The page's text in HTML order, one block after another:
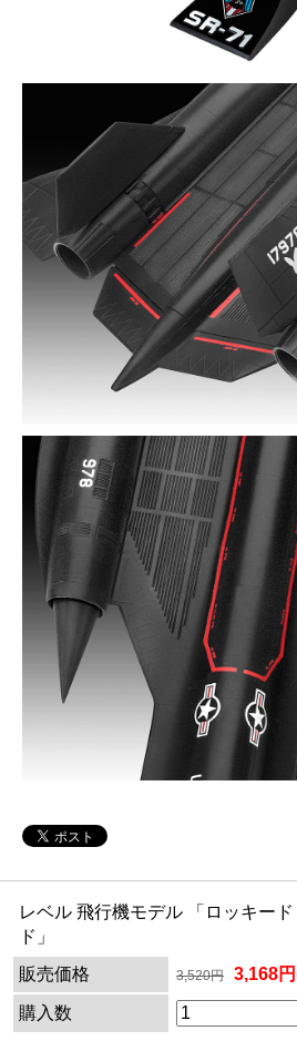
レベル 飛行機モデル 「ロッキー
ド」
販売価格
3,520円 3,168
購入数